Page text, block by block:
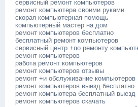
сервисный ремонт компьютеров
ремонт компьютера своими руками
скорая компьютерная помощь
компьютерный мастер на дом
ремонт компьютеров бесплатно
бесплатный ремонт компьютеров
сервисный центр +по ремонту
ремонт компьютеров
работа ремонт компьютеров
ремонт компьютеров отзывы
ремонт +и обслуживание компьютеров
ремонт компьютеров выезд бесплатно
ремонт компьютера бесплатный выезд
ремонт компьютеров скачать